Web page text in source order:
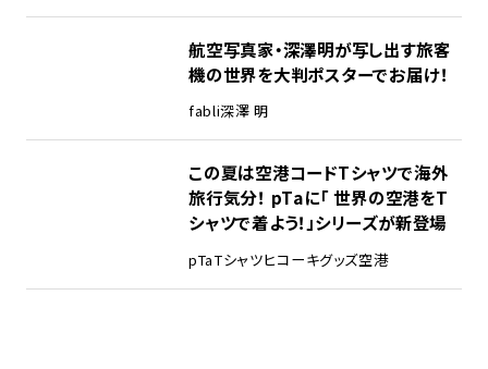
航空写真家・深澤明が写し出す旅客
機の世界を大判ポスターでお届け！
fabli深澤 明
この夏は空港コードTシャツで海外
旅行気分！ pTaに「 世界の空港をT
シャツで着よう！」シリーズが新登場
pTaTシャツヒコーキグッズ空港